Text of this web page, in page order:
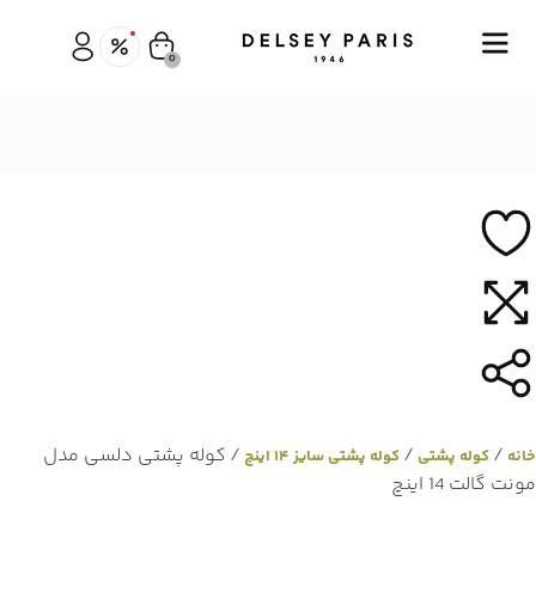
0
خانه / کوله پشتی / کوله پشتی سایز ۱۴ اینچ
/ کوله پشتی دلسی مدل
مونت گالت 14 اینچ